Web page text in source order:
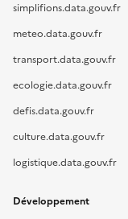
simplifions.data.gouv.fr
meteo.data.gouv.fr
transport.data.gouv.fr
ecologie.data.gouv.fr
defis.data.gouv.fr
culture.data.gouv.fr
logistique.data.gouv.fr
Développement